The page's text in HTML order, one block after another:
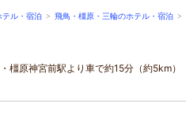
テル・宿泊 > 飛鳥・橿原・三輪のホテル・宿泊 >
原神宮前駅より車で約15分（約5km）